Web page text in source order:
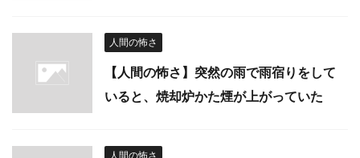
人間の怖さ
【人間の怖さ】突然の雨で雨宿りをして
いると、焼却炉かた煙が上がっていた
人間の怖さ